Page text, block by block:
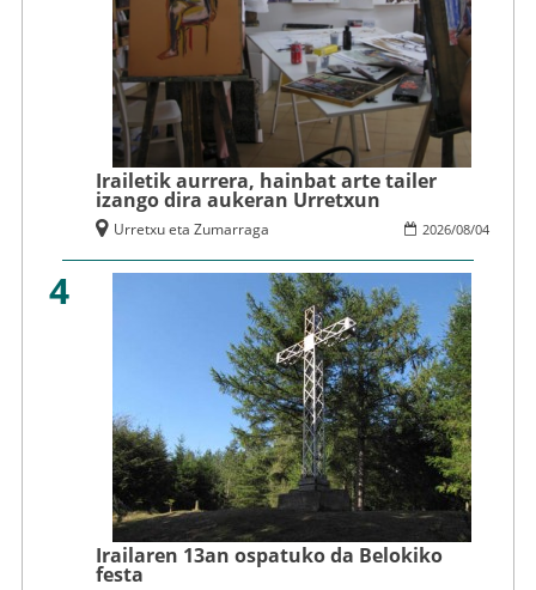
Irailetik aurrera, hainbat arte tailer
izango dira aukeran Urretxun
2026/08/04
Urretxu eta Zumarraga
4
Irailaren 13an ospatuko da Belokiko
festa